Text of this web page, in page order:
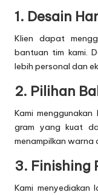
1. Desain
Klien dapat
bantuan tim kami.
lebih personal dan
2. Pilihan
Kami
gram yang kuat
menampilkan warna
3. Finishing
Kami menyediakan